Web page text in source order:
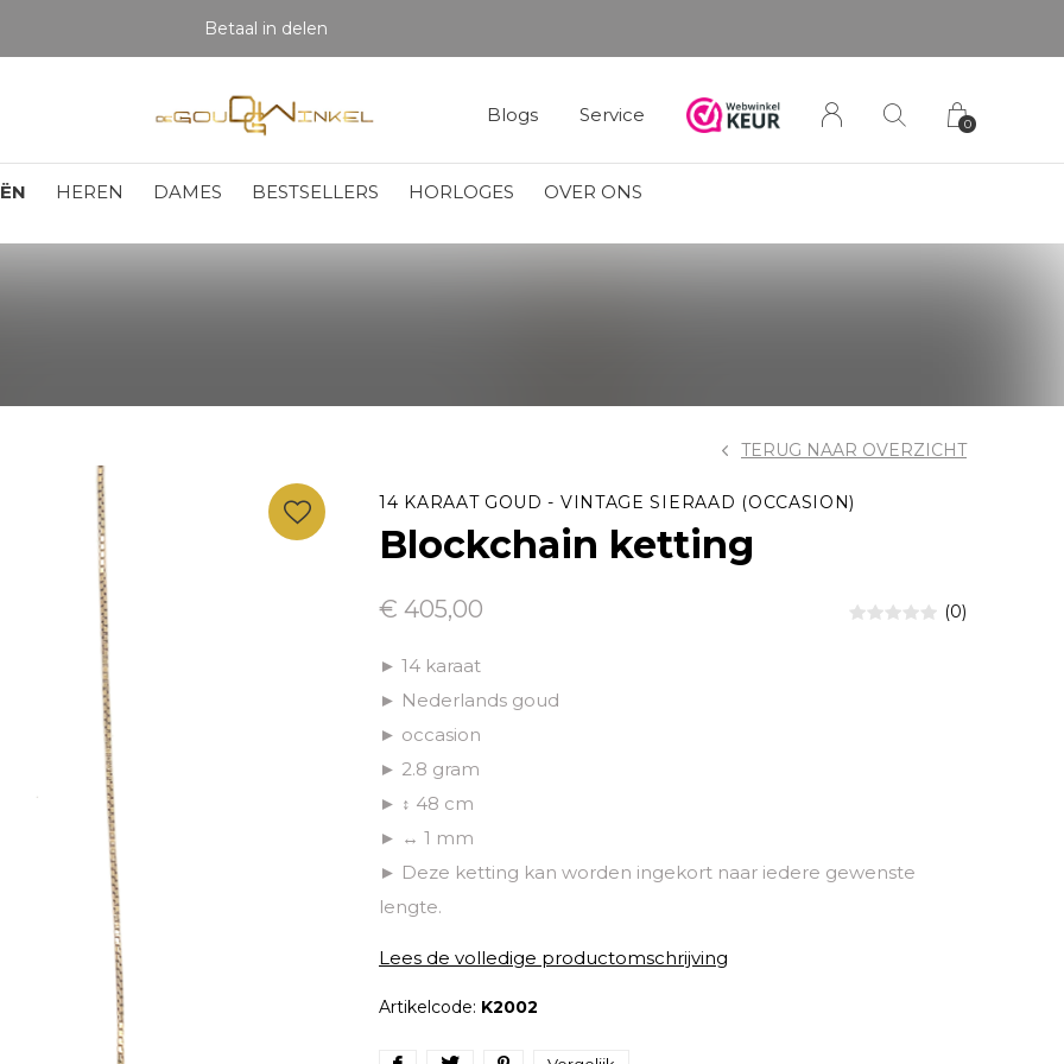
HEREN DAMES BESTSELLERS HORLOGES OVER ONS
Blogs Service 0
Betaal in delen
14 KARAAT GOUD - VINTAGE SIERAAD (OCCASION)
Blockchain ketting
TERUG NAAR OVERZICHT
€ 405,00 (0)
► 14 karaat
► Nederlands goud
► occasion
► 2.8 gram
► ↕ 48 cm
► ↔ 1 mm
► Deze ketting kan worden ingekort naar iedere gewenste
lengte.
Lees de volledige productomschrijving
Artikelcode: K2002